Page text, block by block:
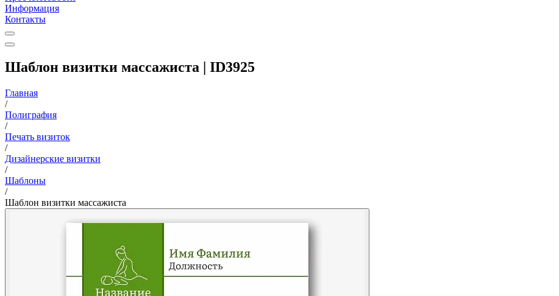
Информация
Контакты
Шаблон визитки массажиста | ID3925
Главная
/
Полиграфия
/
Печать визиток
/
Дизайнерские визитки
/
Шаблоны
/
Шаблон визитки массажиста